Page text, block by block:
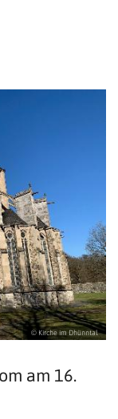
© Kirche im Dhünntal
am 16.